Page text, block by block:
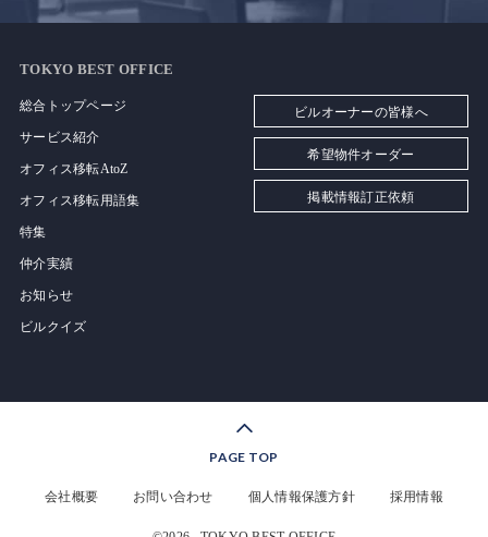
TOKYO BEST OFFICE
総合トップページ
サービス紹介
オフィス移転AtoZ
オフィス移転用語集
特集
仲介実績
お知らせ
ビルクイズ
ビルオーナーの皆様へ
希望物件オーダー
掲載情報訂正依頼
PAGE TOP
会社概要 お問い合わせ 個人情報保護方針 採用情報